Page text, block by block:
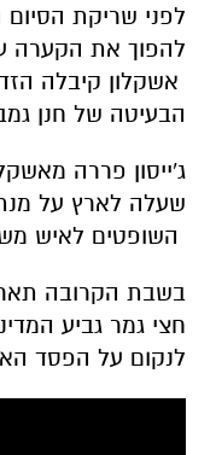
לפני שריקת
אשקלון קיבלה
הבעיטה של חנן
ג'ייסון פררה
שעלה לארץ על
השופטים לאיש
בשבת הקרובה
חצי גמר גביע
לנקום על הפסד